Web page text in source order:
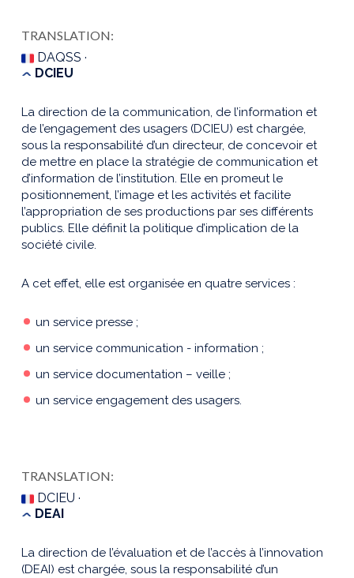
TRANSLATION:
DAQSS ·
DCIEU
La direction de la communication, de l’information et
de l’engagement des usagers (DCIEU) est chargée,
sous la responsabilité d’un directeur, de concevoir et
de mettre en place la stratégie de communication et
d’information de l’institution. Elle en promeut le
positionnement, l’image et les activités et facilite
l’appropriation de ses productions par ses différents
publics. Elle définit la politique d’implication de la
société civile.
A cet effet, elle est organisée en quatre services :
un service presse ;
un service communication - information ;
un service documentation – veille ;
un service engagement des usagers.
TRANSLATION:
DCIEU ·
DEAI
La direction de l’évaluation et de l’accès à l’innovation
(DEAI) est chargée, sous la responsabilité d’un